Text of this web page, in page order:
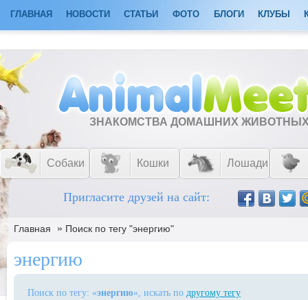
ГЛАВНАЯ НОВОСТИ СТАТЬИ ФОТО БЛОГИ КЛУБЫ
ЗНАКОМСТВА ДОМАШНИХ
Собаки Кошки Лошади
Пригласите друзей на сайт:
Главная » Поиск по тегу "энергию"
энергию
Поиск по тегу: «энергию», искать по другому тегу